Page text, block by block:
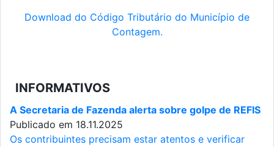
Download do Código Tributário do Município de
Contagem.
INFORMATIVOS
A Secretaria de Fazenda alerta sobre golpe de REFIS
Publicado em 18.11.2025
Os contribuintes precisam estar atentos e verificar